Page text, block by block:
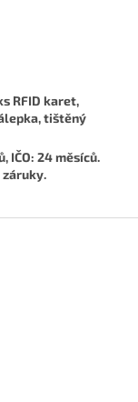
RFID karet,
tištěný
IČO: 24 měsíců.